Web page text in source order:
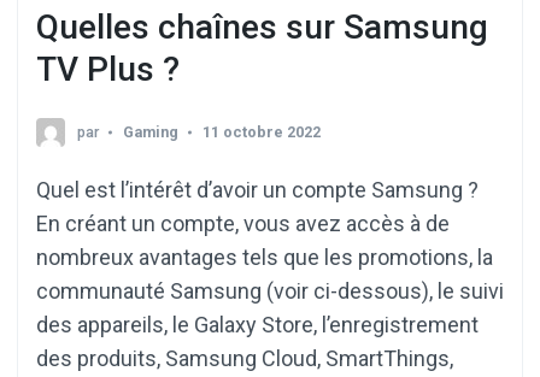
Quelles chaînes sur Samsung
TV Plus ?
par Gaming 11 octobre 2022
Quel est l’intérêt d’avoir un compte Samsung ?
En créant un compte, vous avez accès à de
nombreux avantages tels que les promotions, la
communauté Samsung (voir ci-dessous), le suivi
des appareils, le Galaxy Store, l’enregistrement
des produits, Samsung Cloud, SmartThings,